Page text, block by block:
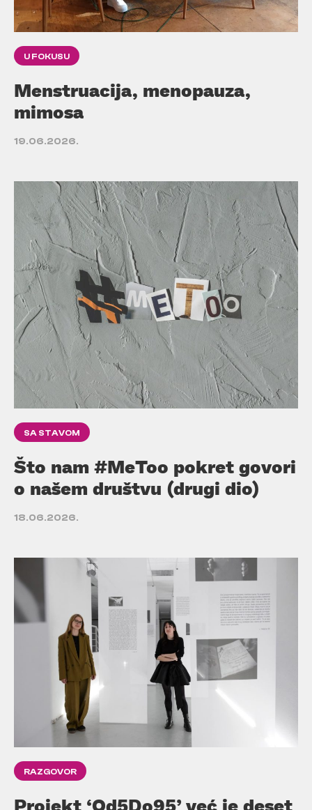
U FOKUSU
Menstruacija, menopauza,
mimosa
19.06.2026.
SA STAVOM
Što nam #MeToo pokret govori
o našem društvu (drugi dio)
18.06.2026.
RAZGOVOR
Projekt ‘Od5Do95’ već je deset